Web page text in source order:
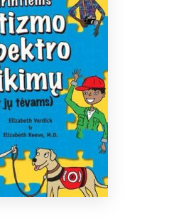
info@elvislab.lt